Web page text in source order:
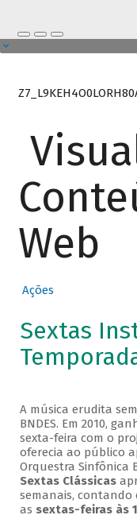
Web
Ações
Sextas
A música erudita
BNDES. Em 2010,
sexta-feira com o
oferecia ao público
Orquestra Sinfônica
Sextas Clássicas
semanais, contando
as sextas-feiras às